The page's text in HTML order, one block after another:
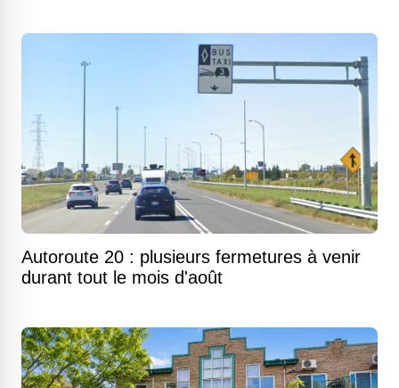
Autoroute 20 : plusieurs fermetures à venir
durant tout le mois d'août